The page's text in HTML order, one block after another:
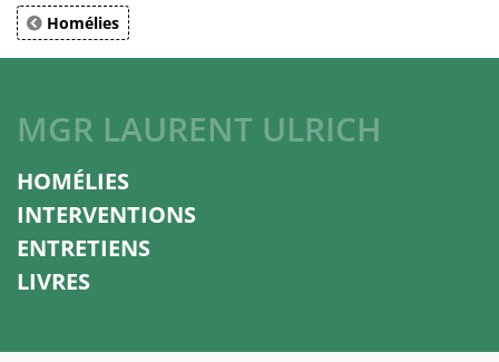
Homélies
MGR LAURENT ULRICH
HOMÉLIES
INTERVENTIONS
ENTRETIENS
LIVRES